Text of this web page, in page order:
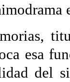
esa
del